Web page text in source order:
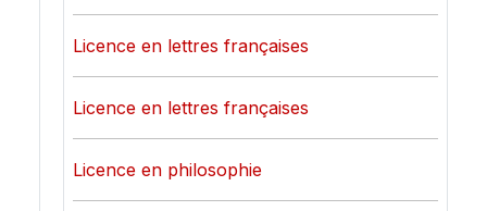
Licence en lettres françaises
Licence en lettres françaises
Licence en philosophie